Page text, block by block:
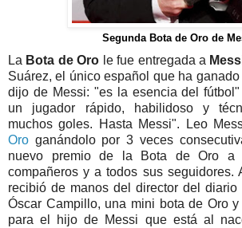
Segunda Bota de Oro de
La Bota de Oro le fue entregada a
Suárez, el único español que ha
dijo de Messi: "es la esencia del
un jugador rápido, habilidoso y
muchos goles. Hasta Messi". Leo
Oro ganándolo por 3 veces
nuevo premio de la Bota de Oro a
compañeros y a todos sus seguidores.
recibió de manos del director del diario
Óscar Campillo, una mini bota de Oro
para el hijo de Messi que está al